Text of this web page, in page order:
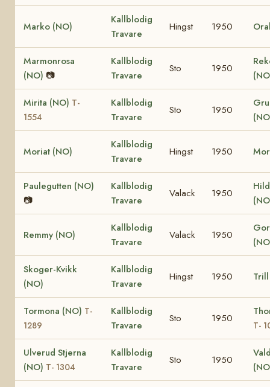
Marko (NO)
Kallblodig
Travare
Hingst 1950
Marmonrosa
(NO) 📷
Kallblodig
Travare
Sto 1950
Mirita (NO) T-
1554
Kallblodig
Travare
Sto 1950
Moriat (NO)
Kallblodig
Travare
Hingst 1950
Paulegutten (NO)
📷
Kallblodig
Travare
Valack 1950
Remmy (NO)
Kallblodig
Travare
Valack 1950
Skoger-Kvikk
(NO)
Kallblodig
Travare
Hingst 1950
Tormona (NO) T-
1289
Kallblodig
Travare
Sto 1950
T-
Ulverud Stjerna
(NO) T- 1304
Kallblodig
Travare
Sto 1950